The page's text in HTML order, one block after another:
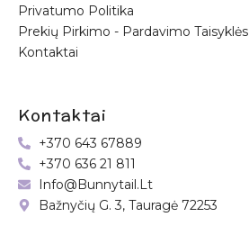
Privatumo Politika
Prekių Pirkimo - Pardavimo Taisyklės
Kontaktai
Kontaktai
+370 643 67889
+370 636 21 811
Info@bunnytail.lt
Bažnyčių G. 3, Tauragė 72253